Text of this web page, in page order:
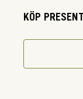
KÖP